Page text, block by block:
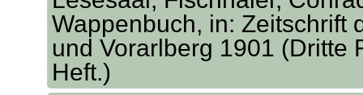
Wappenbuch, in: Zeitschrift
und Vorarlberg 1901 (Dritte
Heft.)